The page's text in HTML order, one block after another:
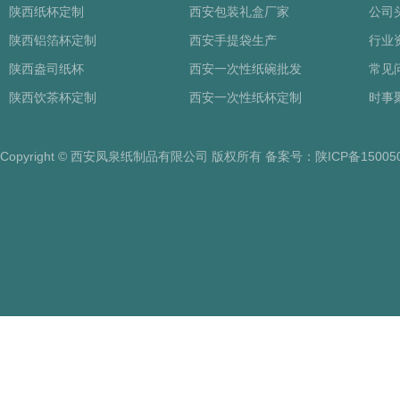
陕西纸杯定制
陕西铝箔杯定制
陕西盎司纸杯
陕西饮茶杯定制
西安包装礼盒厂家
西安手提袋生产
西安一次性纸碗批发
西安一次性纸杯定制
公司
行业
常见
时事
Copyright © 西安凤泉纸制品有限公司 版权所有 备案号： 陕ICP备